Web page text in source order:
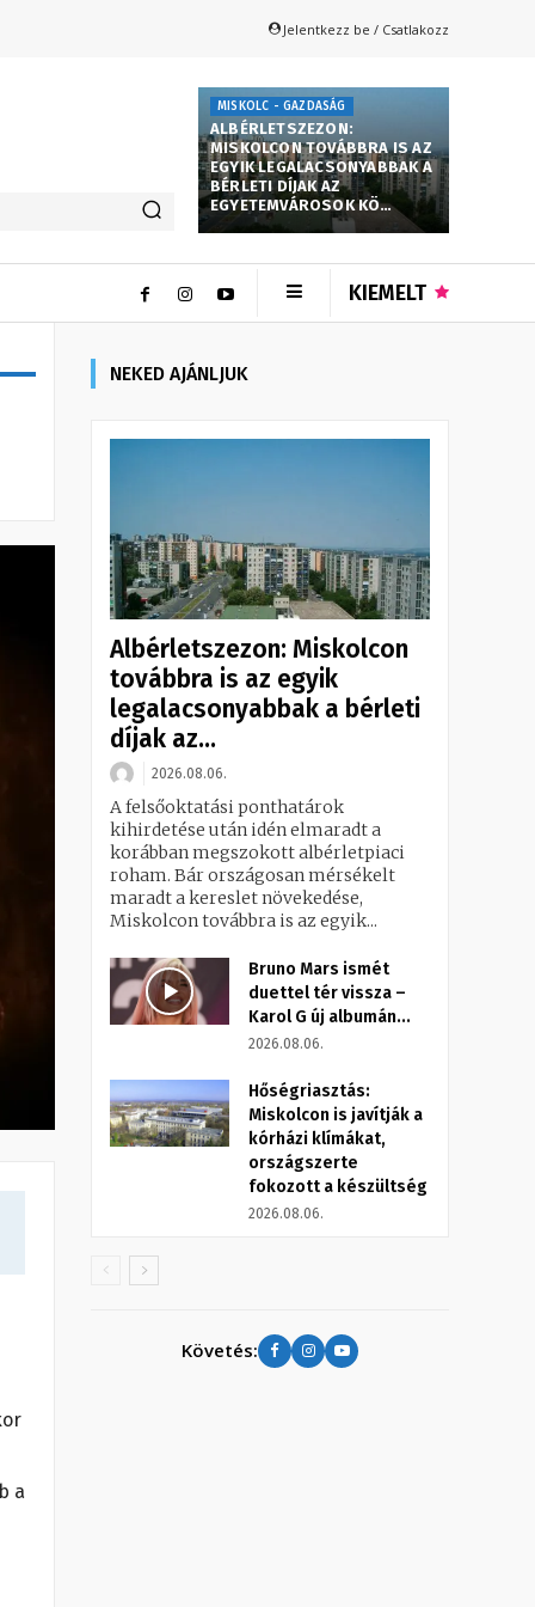
Jelentkezz be / Csatlakozz
MISKOLC - GAZDASÁG
ALBÉRLETSZEZON:
MISKOLCON TOVÁBBRA IS AZ
EGYIK LEGALACSONYABBAK A
BÉRLETI DÍJAK AZ
EGYETEMVÁROSOK KÖ…
KIEMELT
a
NEKED AJÁNLJUK
Albérletszezon: Miskolcon
továbbra is az egyik
legalacsonyabbak a bérleti
díjak az...
2026.08.06.
A felsőoktatási ponthatárok
kihirdetése után idén elmaradt a
korábban megszokott albérletpiaci
roham. Bár országosan mérsékelt
maradt a kereslet növekedése,
Miskolcon továbbra is az egyik...
Bruno Mars ismét
duettel tér vissza –
Karol G új albumán...
2026.08.06.
Hőségriasztás:
Miskolcon is javítják a
kórházi klímákat,
országszerte
fokozott a készültség
2026.08.06.
Követés: